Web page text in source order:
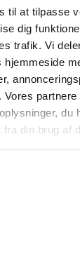
til at tilpasse
dig
trafik. Vi
hjemmeside
Vores
du
din brug af
måske vigtigst
når Søren
her.
er